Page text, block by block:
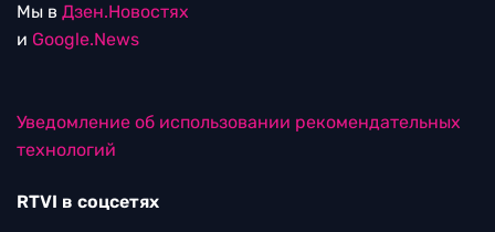
Мы в Дзен.Новостях
и Google.News
Уведомление об использовании рекомендательных
технологий
RTVI в соцсетях